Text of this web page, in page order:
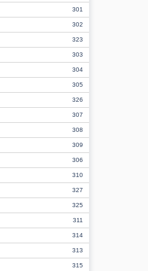
301
302
323
303
304
305
326
307
308
309
306
310
327
325
311
314
313
315